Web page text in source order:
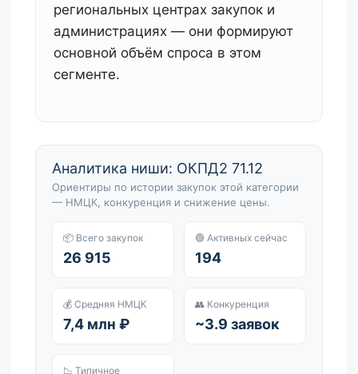
региональных центрах закупок и
администрациях — они формируют
основной объём спроса в этом
сегменте.
Аналитика ниши: ОКПД2 71.12
Ориентиры по истории закупок этой категории
— НМЦК, конкуренция и снижение цены.
📦 Всего закупок
26 915
🟢 Активных сейчас
194
💰 Средняя НМЦК
7,4 млн ₽
👥 Конкуренция
~3.9 заявок
📉 Типичное